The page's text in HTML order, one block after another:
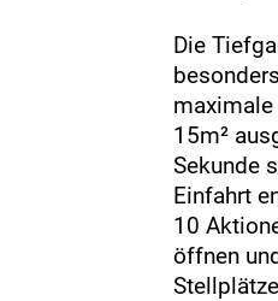
Die
15m²
Sekunde
Einfahrt
10
öffnen